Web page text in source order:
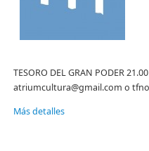
TESORO DEL GRAN PODER
atriumcultura@gmail.com o tfno
Más detalles